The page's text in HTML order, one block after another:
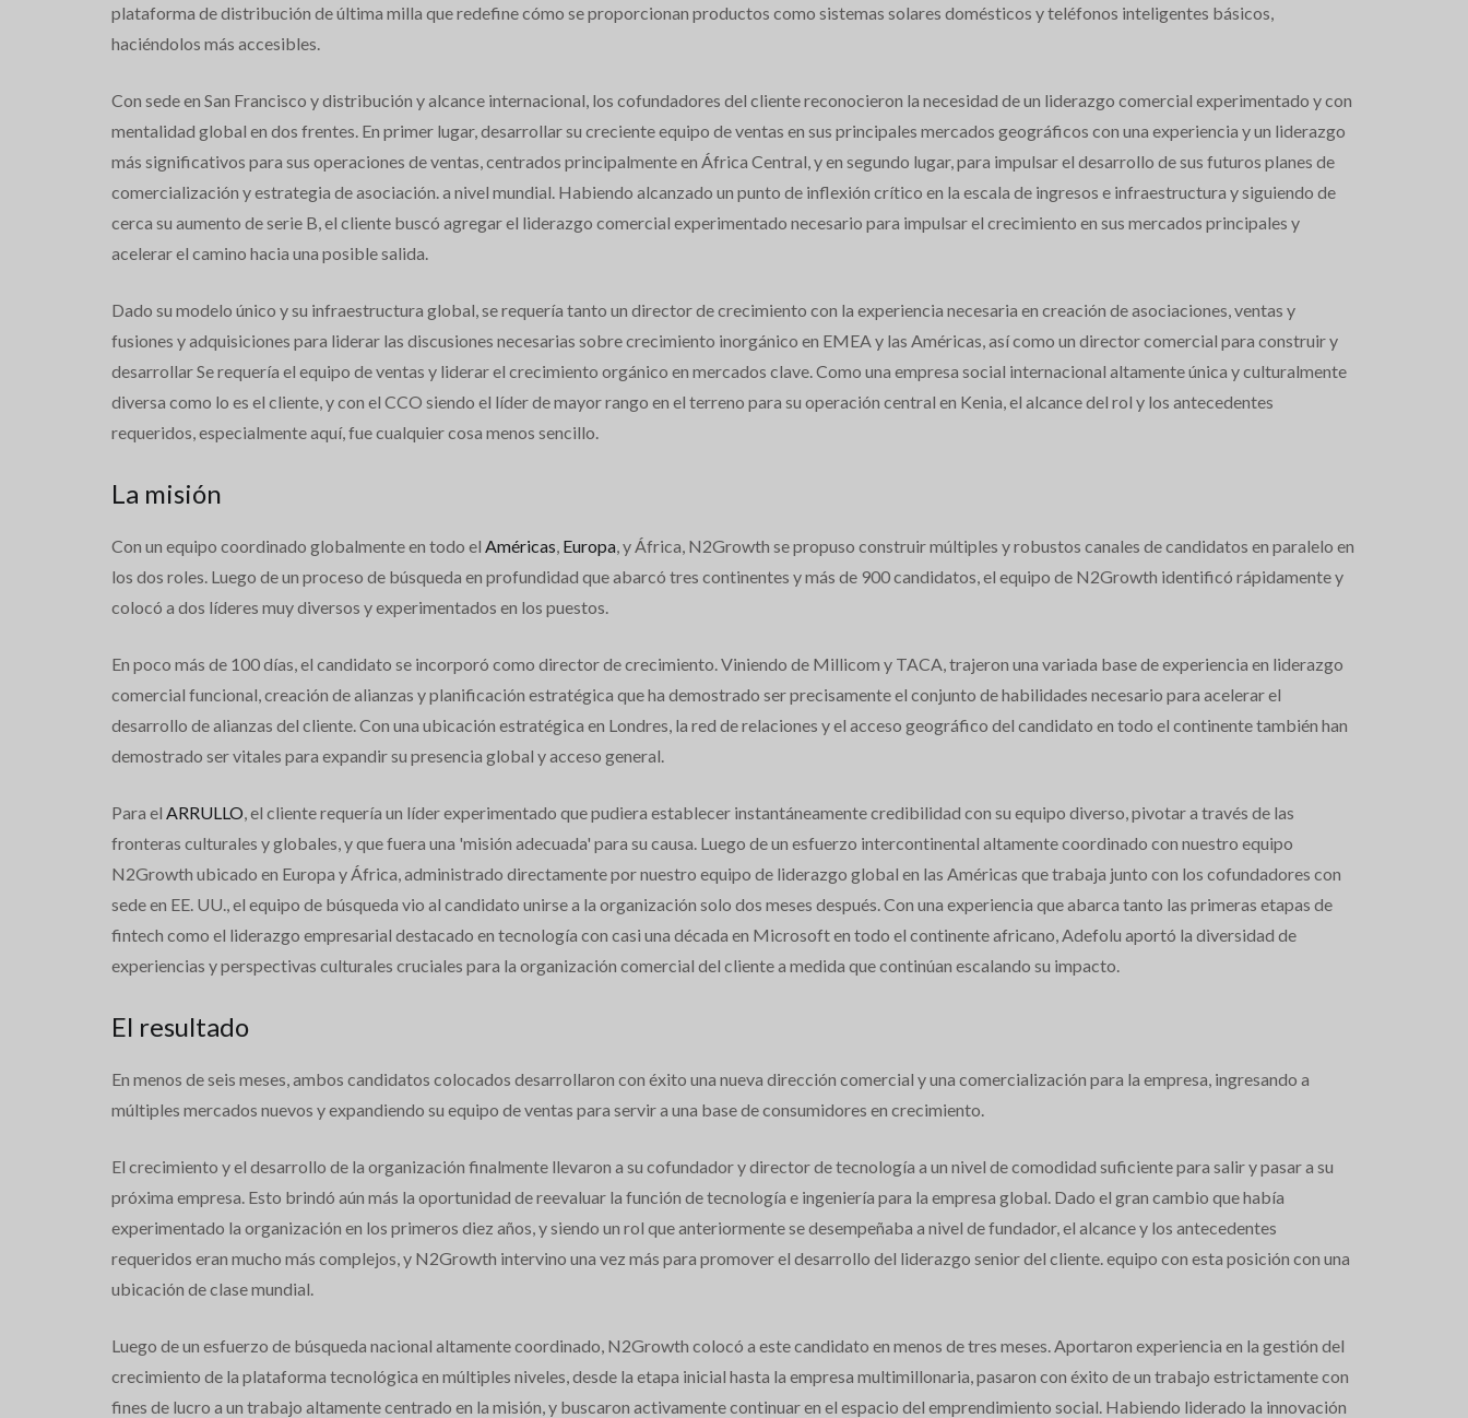
plataforma de distribución de última milla que redefine cómo se proporcionan productos como sistemas solares domésticos y teléfonos inteligentes básicos,
haciéndolos más accesibles.
Con sede en San Francisco y distribución y alcance internacional, los cofundadores del cliente reconocieron la necesidad de un liderazgo comercial experimentado y con
mentalidad global en dos frentes. En primer lugar, desarrollar su creciente equipo de ventas en sus principales mercados geográficos con una experiencia y un liderazgo
más significativos para sus operaciones de ventas, centrados principalmente en África Central, y en segundo lugar, para impulsar el desarrollo de sus futuros planes de
comercialización y estrategia de asociación. a nivel mundial. Habiendo alcanzado un punto de inflexión crítico en la escala de ingresos e infraestructura y siguiendo de
cerca su aumento de serie B, el cliente buscó agregar el liderazgo comercial experimentado necesario para impulsar el crecimiento en sus mercados principales y
acelerar el camino hacia una posible salida.
Dado su modelo único y su infraestructura global, se requería tanto un director de crecimiento con la experiencia necesaria en creación de asociaciones, ventas y
fusiones y adquisiciones para liderar las discusiones necesarias sobre crecimiento inorgánico en EMEA y las Américas, así como un director comercial para construir y
desarrollar Se requería el equipo de ventas y liderar el crecimiento orgánico en mercados clave. Como una empresa social internacional altamente única y culturalmente
diversa como lo es el cliente, y con el CCO siendo el líder de mayor rango en el terreno para su operación central en Kenia, el alcance del rol y los antecedentes
requeridos, especialmente aquí, fue cualquier cosa menos sencillo.
La misión
Con un equipo coordinado globalmente en todo el Américas Europa , y África, N2Growth se propuso construir múltiples y robustos canales de candidatos en paralelo en
los dos roles. Luego de un proceso de búsqueda en profundidad que abarcó tres continentes y más de 900 candidatos, el equipo de N2Growth identificó rápidamente y
colocó a dos líderes muy diversos y experimentados en los puestos.
En poco más de 100 días, el candidato se incorporó como director de crecimiento. Viniendo de Millicom y TACA, trajeron una variada base de experiencia en liderazgo
comercial funcional, creación de alianzas y planificación estratégica que ha demostrado ser precisamente el conjunto de habilidades necesario para acelerar el
desarrollo de alianzas del cliente. Con una ubicación estratégica en Londres, la red de relaciones y el acceso geográfico del candidato en todo el continente también han
demostrado ser vitales para expandir su presencia global y acceso general.
Para el ARRULLO , el cliente requería un líder experimentado que pudiera establecer instantáneamente credibilidad con su equipo diverso, pivotar a través de las
fronteras culturales y globales, y que fuera una 'misión adecuada' para su causa. Luego de un esfuerzo intercontinental altamente coordinado con nuestro equipo
N2Growth ubicado en Europa y África, administrado directamente por nuestro equipo de liderazgo global en las Américas que trabaja junto con los cofundadores con
sede en EE. UU., el equipo de búsqueda vio al candidato unirse a la organización solo dos meses después. Con una experiencia que abarca tanto las primeras etapas de
fintech como el liderazgo empresarial destacado en tecnología con casi una década en Microsoft en todo el continente africano, Adefolu aportó la diversidad de
experiencias y perspectivas culturales cruciales para la organización comercial del cliente a medida que continúan escalando su impacto.
El resultado
En menos de seis meses, ambos candidatos colocados desarrollaron con éxito una nueva dirección comercial y una comercialización para la empresa, ingresando a
múltiples mercados nuevos y expandiendo su equipo de ventas para servir a una base de consumidores en crecimiento.
El crecimiento y el desarrollo de la organización finalmente llevaron a su cofundador y director de tecnología a un nivel de comodidad suficiente para salir y pasar a su
próxima empresa. Esto brindó aún más la oportunidad de reevaluar la función de tecnología e ingeniería para la empresa global. Dado el gran cambio que había
experimentado la organización en los primeros diez años, y siendo un rol que anteriormente se desempeñaba a nivel de fundador, el alcance y los antecedentes
requeridos eran mucho más complejos, y N2Growth intervino una vez más para promover el desarrollo del liderazgo senior del cliente. equipo con esta posición con una
ubicación de clase mundial.
Luego de un esfuerzo de búsqueda nacional altamente coordinado, N2Growth colocó a este candidato en menos de tres meses. Aportaron experiencia en la gestión del
crecimiento de la plataforma tecnológica en múltiples niveles, desde la etapa inicial hasta la empresa multimillonaria, pasaron con éxito de un trabajo estrictamente con
fines de lucro a un trabajo altamente centrado en la misión, y buscaron activamente continuar en el espacio del emprendimiento social. Habiendo liderado la innovación